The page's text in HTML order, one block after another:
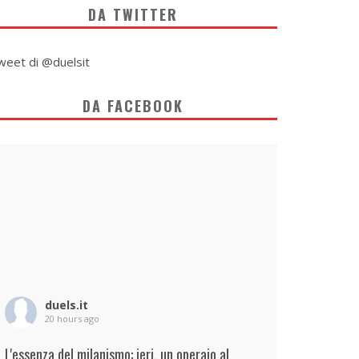
DA TWITTER
di @duelsit
DA FACEBOOK
duels.it
20 hours ago
L'essenza del milanismo: ieri, un operaio al